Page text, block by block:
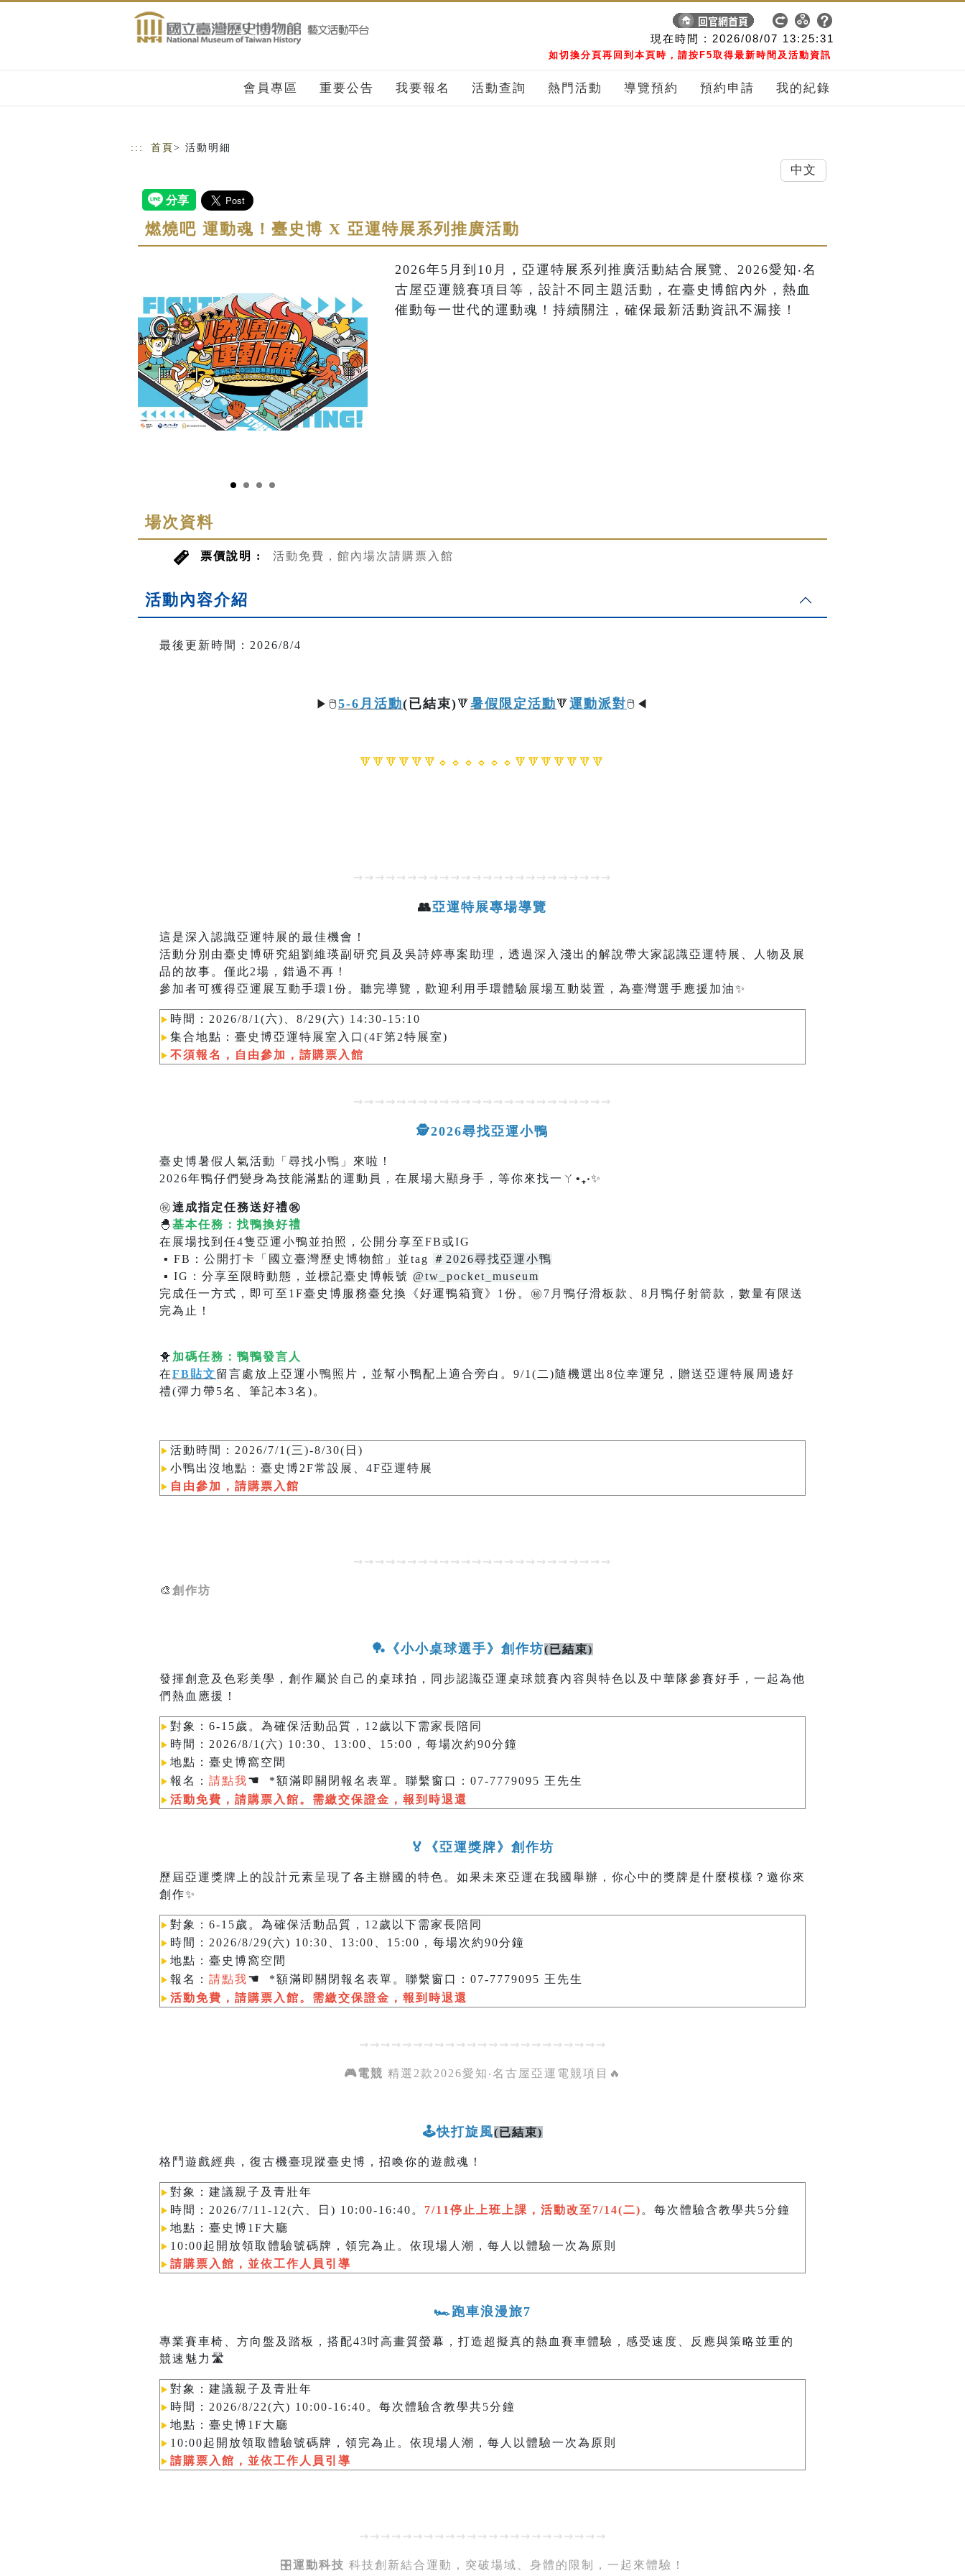
現在時間 : 2026/08/07 13:25:32
如切換分頁再回到本頁時，請按F5取得最新時間及活動資訊
會員專區 重要公告 我要報名 活動查詢 熱門活動 導覽預約 預約申請 我的紀錄
::: 首頁 > 活動明細
燃燒吧 運動魂！臺史博 X 亞運特展系列推廣活動
2026年5月到10月，亞運特展系列推廣活動結合展覽、2026愛知‧名
古屋亞運競賽項目等，設計不同主題活動，在臺史博館內外，熱血
場次資料
票價說明 : 活動免費，館內場次請購票入館
活動內容介紹
最後更新時間：2026/8/4
▶ 🖱️5-6月活動(已結束)🔻 暑假限定活動🔻 運動派對🖱️ ◀
🔻🔻🔻🔻🔻🔻🔹🔹 🔹🔹 🔹🔹🔻🔻🔻🔻🔻🔻🔻
⇝⇝⇝⇝⇝⇝⇝⇝⇝⇝⇝⇝⇝⇝⇝⇝⇝⇝⇝⇝⇝⇝⇝⇝
👥亞運特展專場導覽
這是深入認識亞運特展的最佳機會！
活動分別由臺史博研究組劉維瑛副研究員及吳詩婷專案助理，透過深入淺出的解說帶大家認識亞運特展、人物及展
品的故事。僅此2場，錯過不再！
參加者可獲得亞運展互動手環1份。聽完導覽，歡迎利用手環體驗展場互動裝置，為臺灣選手應援加油✨
▶︎ 時間：2026/8/1(六)、8/29(六) 14:30-15:10
▶︎ 集合地點：臺史博亞運特展室入口(4F第2特展室)
▶︎ 不須報名，自由參加，請購票入館
⇝⇝⇝⇝⇝⇝⇝⇝⇝⇝⇝⇝⇝⇝⇝⇝⇝⇝⇝⇝⇝⇝⇝⇝
🕵2026尋找亞運小鴨
臺史博暑假人氣活動「尋找小鴨」來啦！
2026年鴨仔們變身為技能滿點的運動員，在展場大顯身手，等你來找一ㄚ •₊‧✨
㊗️達成指定任務送好禮㊗️
🐣 基本任務：找鴨換好禮
在展場找到任4隻亞運小鴨並拍照，公開分享至FB或IG
▪ FB：公開打卡「國立臺灣歷史博物館」並tag
＃2026尋找亞運小鴨
▪ IG：分享至限時動態，並標記臺史博帳號 @tw_pocket_museum
完成任一方式，即可至1F臺史博服務臺兌換《好運鴨箱寶》1份。 ㊙️ 7月鴨仔滑板款、8月鴨仔射箭款，數量有限送
完為止！
🐥 加碼任務：鴨鴨發言人
在FB貼文留言處放上亞運小鴨照片，並幫小鴨配上適合旁白。9/1(二)隨機選出8位幸運兒，贈送亞運特展周邊好
禮(彈力帶5名、筆記本3名)。
▶︎ 活動時間：2026/7/1(三)-8/30(日)
▶︎ 小鴨出沒地點：臺史博2F常設展、4F亞運特展
▶︎ 自由參加，請購票入館
⇝⇝⇝⇝⇝⇝⇝⇝⇝⇝⇝⇝⇝⇝⇝⇝⇝⇝⇝⇝⇝⇝⇝⇝
🎨 創作坊
🏓《小小桌球選手》創作坊(已結束)
發揮創意及色彩美學，創作屬於自己的桌球拍，同步認識亞運桌球競賽內容與特色以及中華隊參賽好手，一起為他
們熱血應援！
▶︎ 對象：6-15歲。為確保活動品質，12歲以下需家長陪同
▶︎ 時間：2026/8/1(六) 10:30、13:00、15:00，每場次約90分鐘
▶︎ 地點：臺史博窩空間
▶︎ 報名： 請點我☚ *額滿即關閉報名表單。聯繫窗口：07-7779095 王先生
▶︎ 活動免費，請購票入館。需繳交保證金，報到時退還
🏅《亞運獎牌》創作坊
歷屆亞運獎牌上的設計元素呈現了各主辦國的特色。如果未來亞運在我國舉辦，你心中的獎牌是什麼模樣？邀你來
創作✨
▶︎ 對象：6-15歲。為確保活動品質，12歲以下需家長陪同
▶︎ 時間：2026/8/29(六) 10:30、13:00、15:00，每場次約90分鐘
▶︎ 地點：臺史博窩空間
▶︎ 報名： 請點我☚ *額滿即關閉報名表單。聯繫窗口：07-7779095 王先生
▶︎ 活動免費，請購票入館。需繳交保證金，報到時退還
⇝⇝⇝⇝⇝⇝⇝⇝⇝⇝⇝⇝⇝⇝⇝⇝⇝⇝⇝⇝⇝⇝⇝
🎮電競 精選2款2026愛知‧名古屋亞運電競項目🔥
🕹️快打旋風(已結束)
格鬥遊戲經典，復古機臺現蹤臺史博，招喚你的遊戲魂！
▶︎ 對象：建議親子及青壯年
▶︎ 時間：2026/7/11-12(六、日) 10:00-16:40。 7/11停止上班上課，活動改至7/14(二) 。每次體驗含教學共5分鐘
▶︎ 地點：臺史博1F大廳
▶︎ 10:00起開放領取體驗號碼牌，領完為止。依現場人潮，每人以體驗一次為原則​​​​​​
▶︎ 請購票入館，並依工作人員引導
🏎️跑車浪漫旅7
專業賽車椅、方向盤及踏板，搭配43吋高畫質螢幕，打造超擬真的熱血賽車體驗，感受速度、反應與策略並重的
競速魅力🛣️
▶︎ 對象：建議親子及青壯年
▶︎ 時間：2026/8/22(六) 10:00-16:40。每次體驗含教學共5分鐘
▶︎ 地點：臺史博1F大廳
▶︎ 10:00起開放領取體驗號碼牌，領完為止。依現場人潮，每人以體驗一次為原則​​​​​​
▶︎ 請購票入館，並依工作人員引導
⇝⇝⇝⇝⇝⇝⇝⇝⇝⇝⇝⇝⇝⇝⇝⇝⇝⇝⇝⇝⇝⇝⇝
🎛️ 運動科技 科技創新結合運動，突破場域、身體的限制，一起來體驗！